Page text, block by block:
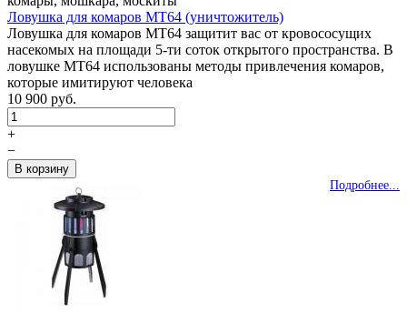
Ловушка для комаров MT64 (уничтожитель)
Ловушка для комаров MT64 защитит вас от кровососущих
насекомых на площади 5-ти соток открытого пространства. В
ловушке MT64 использованы методы привлечения комаров,
которые имитируют человека
10 900 руб.
+
−
Подробнее...